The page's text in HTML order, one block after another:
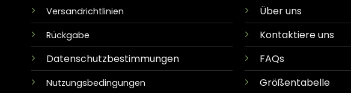
Versandrichtlinien
Rückgabe
Datenschutzbestimmungen
Nutzungsbedingungen
Über uns
Kontaktiere uns
FAQs
Größentabelle